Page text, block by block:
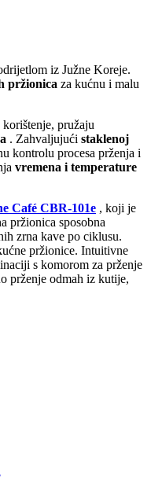
iz Južne Koreje.
pržionica za kućnu i malu
pružaju
. Zahvaljujući staklenoj
kontrolu procesa prženja i
vremena i temperature
Café CBR-101e , koji je
pržionica sposobna
zrna kave po ciklusu.
pržionice. Intuitivne
s komorom za prženje
prženje odmah iz kutije,